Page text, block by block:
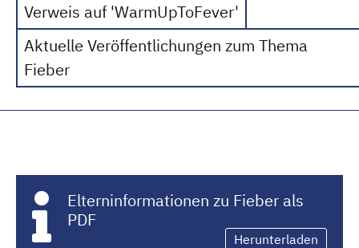
Verweis auf 'WarmUpToFever'
Aktuelle Veröffentlichungen zum Thema
Fieber
Elterninformationen zu Fieber als
PDF
Herunterladen